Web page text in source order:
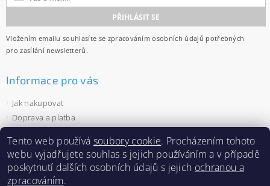
Vložením emailu souhlasíte se zpracováním osobních údajů potřebných
pro zasílání newsletterů.
Informace pro vás
Jak nakupovat
Doprava a platba
Ochrana osobních údajů
Velkoobchod
Zásady používání souborů cookies
Tento web používá soubory cookie. Procházením tohoto
webu vyjadřujete souhlas s jejich používáním a v případě
poskytnutí dalších osobních údajů s jejich ochranou a
zpracováním.